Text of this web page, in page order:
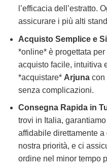
l’efficacia dell’estratto.
assicurare i più alti
Acquisto Semplice e
*online* è progettata per
acquisto facile, intuitiva
*acquistare* Arjunacon
senza complicazioni.
Consegna Rapida in
trovi in Italia,
affidabile direttamente
nostra priorità, e ci
ordine nel minor tempo